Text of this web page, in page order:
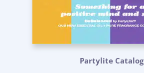
Partylite Catalog